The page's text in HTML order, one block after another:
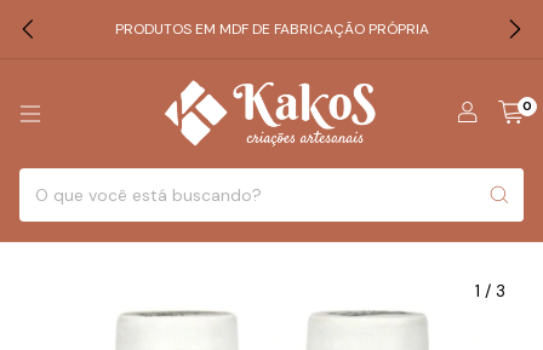
PRODUTOS EM MDF DE FABRICAÇÃO PRÓPRIA
0
1 / 3